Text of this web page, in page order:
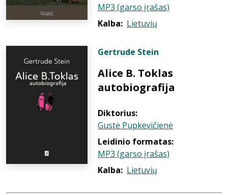
MP3 (garso įrašas)
Kalba: Lietuvių
Gertrude Stein
Alice B. Toklas
autobiografija
Diktorius:
Gustė Pupkevičienė
Leidinio formatas:
MP3 (garso įrašas)
Kalba: Lietuvių